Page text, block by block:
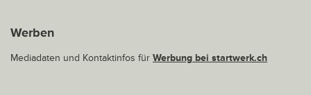
Werben
Mediadaten und Kontaktinfos für Werbung bei startwerk.ch